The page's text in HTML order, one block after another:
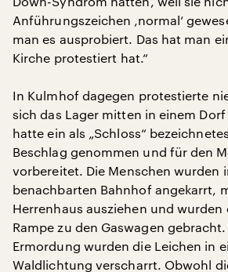
Anführungszeichen ‚normal‘
man es ausprobiert. Das hat man
Kirche protestiert hat.“
In Kulmhof dagegen protestierte
sich das Lager mitten in einem Dorf
hatte ein als „Schloss“
Beschlag genommen und für den
vorbereitet. Die Menschen wurden
benachbarten Bahnhof angekarrt,
Herrenhaus ausziehen und wurden
Rampe zu den Gaswagen
Ermordung wurden die Leichen in
Waldlichtung verscharrt. Obwohl